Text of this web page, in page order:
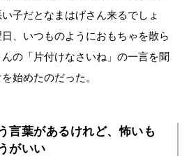
子だとなまはげさん来るでしょ
、いつものようにおもちゃを散ら
の「片付けなさいね」の一言を聞
始めたのだった。
言葉があるけれど、怖いも
がいい